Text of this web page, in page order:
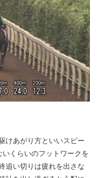
けあがり方といいスピー
いくらいのフットワークを
追い切りは疲れを出さな